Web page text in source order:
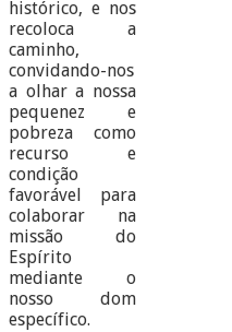
histórico, e nos
recoloca a
caminho,
convidando-nos
a olhar a nossa
pequenez e
pobreza como
recurso e
condição
favorável para
colaborar na
missão do
Espírito
mediante o
nosso dom
específico.